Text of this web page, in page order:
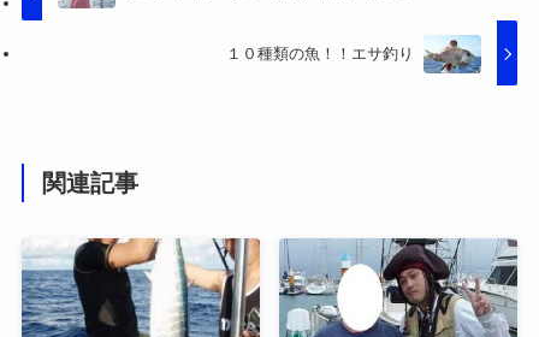
１０種類の魚！！エサ釣り
関連記事